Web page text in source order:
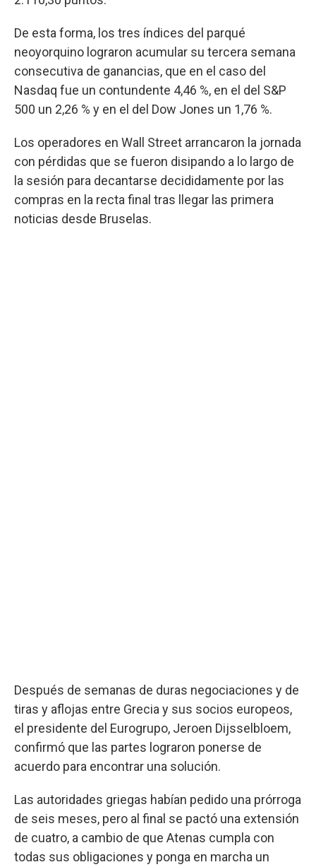
De esta forma, los tres índices del parqué
neoyorquino lograron acumular su tercera semana
consecutiva de ganancias, que en el caso del
Nasdaq fue un contundente 4,46 %, en el del S&P
500 un 2,26 % y en el del Dow Jones un 1,76 %.
Los operadores en Wall Street arrancaron la jornada
con pérdidas que se fueron disipando a lo largo de
la sesión para decantarse decididamente por las
compras en la recta final tras llegar las primera
noticias desde Bruselas.
Después de semanas de duras negociaciones y de
tiras y aflojas entre Grecia y sus socios europeos,
el presidente del Eurogrupo, Jeroen Dijsselbloem,
confirmó que las partes lograron ponerse de
acuerdo para encontrar una solución.
Las autoridades griegas habían pedido una prórroga
de seis meses, pero al final se pactó una extensión
de cuatro, a cambio de que Atenas cumpla con
todas sus obligaciones y ponga en marcha un